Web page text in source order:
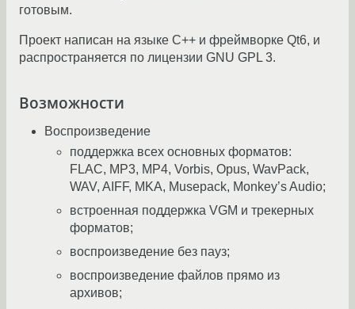
готовым.
Проект написан на языке C++ и фреймворке Qt6, и
распространяется по лицензии GNU GPL 3.
Возможности
Воспроизведение
поддержка всех основных форматов:
FLAC, MP3, MP4, Vorbis, Opus, WavPack,
WAV, AIFF, MKA, Musepack, Monkey’s Audio;
встроенная поддержка VGM и трекерных
форматов;
воспроизведение без пауз;
воспроизведение файлов прямо из
архивов;